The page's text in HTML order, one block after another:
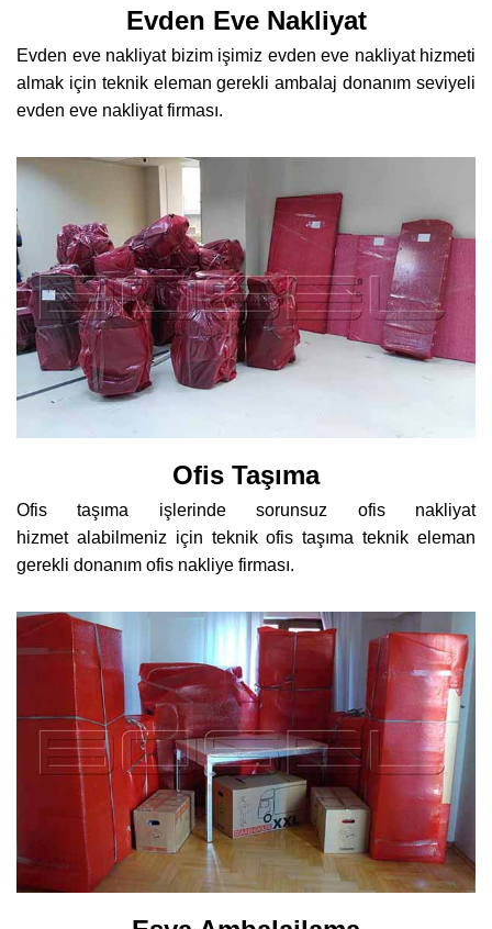
Evden Eve Nakliyat
Evden eve nakliyat bizim işimiz evden eve nakliyat hizmeti
almak için teknik eleman gerekli ambalaj donanım seviyeli
evden eve nakliyat firması.
Ofis Taşıma
Ofis taşıma işlerinde sorunsuz ofis nakliyat
hizmet alabilmeniz için teknik ofis taşıma teknik eleman
gerekli donanım ofis nakliye firması.